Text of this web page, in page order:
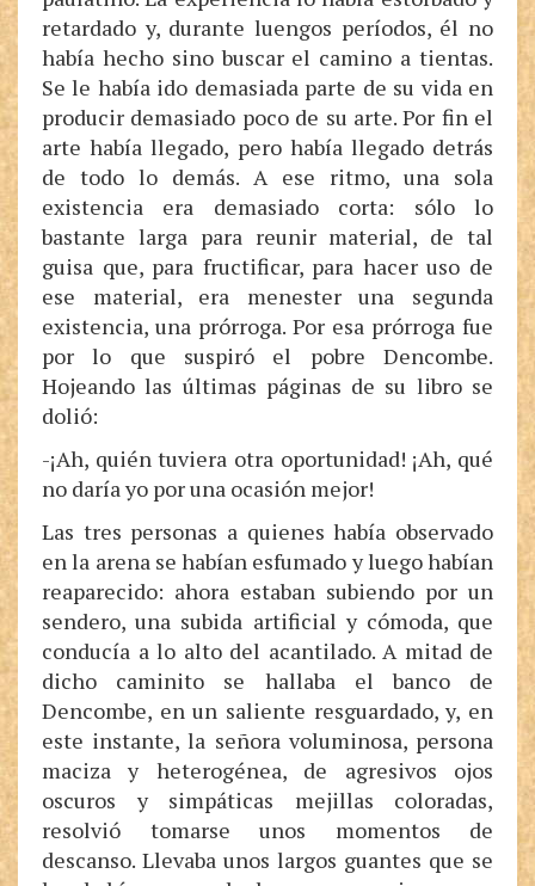
retardado y, durante luengos períodos, él no
había hecho sino buscar el camino a tientas.
Se le había ido demasiada parte de su vida en
producir demasiado poco de su arte. Por fin el
arte había llegado, pero había llegado detrás
de todo lo demás. A ese ritmo, una sola
existencia era demasiado corta: sólo lo
bastante larga para reunir material, de tal
guisa que, para fructificar, para hacer uso de
ese material, era menester una segunda
existencia, una prórroga. Por esa prórroga fue
por lo que suspiró el pobre Dencombe.
Hojeando las últimas páginas de su libro se
dolió:
-¡Ah, quién tuviera otra oportunidad! ¡Ah, qué
no daría yo por una ocasión mejor!
Las tres personas a quienes había observado
en la arena se habían esfumado y luego habían
reaparecido: ahora estaban subiendo por un
sendero, una subida artificial y cómoda, que
conducía a lo alto del acantilado. A mitad de
dicho caminito se hallaba el banco de
Dencombe, en un saliente resguardado, y, en
este instante, la señora voluminosa, persona
maciza y heterogénea, de agresivos ojos
oscuros y simpáticas mejillas coloradas,
resolvió tomarse unos momentos de
descanso. Llevaba unos largos guantes que se